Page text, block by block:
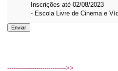
Inscrições até 02/08/2023
- Escola Livre de Cinema e
------------------------------>>